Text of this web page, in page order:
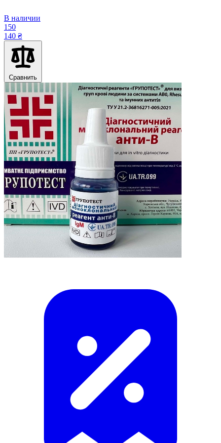
В наличии
150
140 ₴
Сравнить